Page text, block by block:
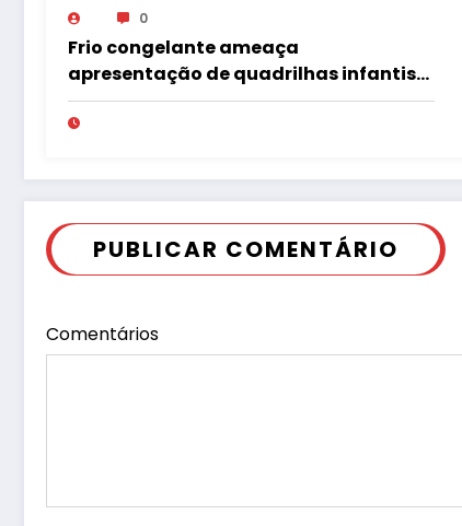
0
Frio congelante ameaça
apresentação de quadrilhas infantis
no Tupã Junina
PUBLICAR COMENTÁRIO
Comentários